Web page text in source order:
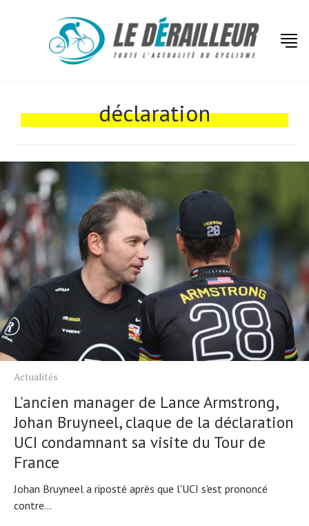
déclaration
Actualités
L'ancien manager de Lance Armstrong,
Johan Bruyneel, claque de la déclaration
UCI condamnant sa visite du Tour de
France
Johan Bruyneel a riposté après que l'UCI s'est prononcé
contre...
Actualités
Technologies
Tests de produits
Conseils
Tendances
Tous nos articles
À propos